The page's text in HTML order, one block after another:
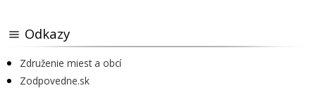
Odkazy
Združenie miest a obcí
Zodpovedne.sk